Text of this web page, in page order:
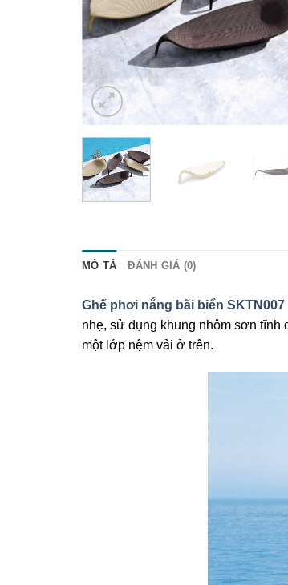
MÔ TẢ ĐÁNH GIÁ (0)
Ghế phơi nắng bãi biển SKTN007
nhẹ, sử dụng khung nhôm sơn
một lớp nệm vải ở trên.